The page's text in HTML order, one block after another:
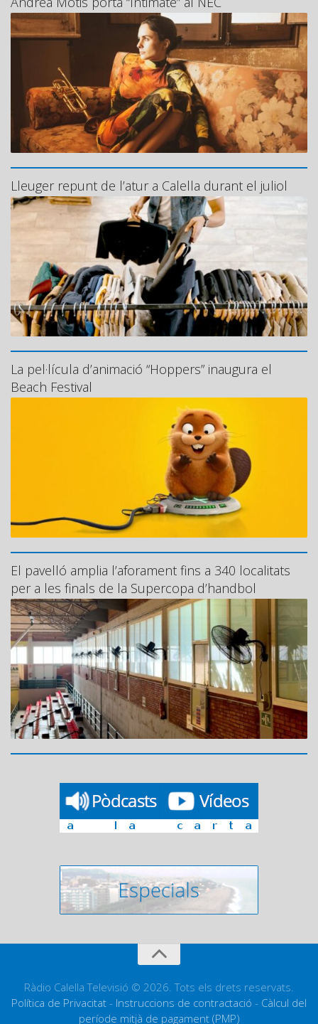
Lleuger repunt de l’atur a Calella durant el juliol
La pel·lícula d’animació “Hoppers” inaugura el
Beach Festival
El pavelló amplia l’aforament fins a 340 localitats
per a les finals de la Supercopa d’handbol
Ràdio Calella Televisió © 2026. Tots els drets reservats.
Política de Privacitat - Instruccions de contractació - Càlcul del
període mitjà de pagament (PMP)